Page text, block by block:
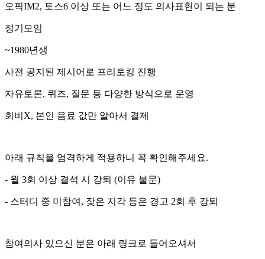
오픽IM2, 토스6 이상 또는 어느 정도 의사표현이 되는 분
정기모임
~1980년생
사전 공지된 제시어로 프리토킹 진행
자유토론, 퀴즈, 질문 등 다양한 방식으로 운영
회비X, 본인 음료 값만 알아서 결제
아래 규칙을 엄격하게 적용하니 꼭 확인해주세요.
- 월 3회 이상 결석 시 강퇴 (이유 불문)
- 스터디 중 미참여, 잦은 지각 등은 경고 2회 후 강퇴
참여의사 있으신 분은 아래 링크로 들어오셔서